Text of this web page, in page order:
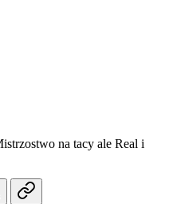
na tacy ale Real i